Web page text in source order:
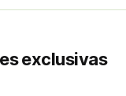
exclusivas